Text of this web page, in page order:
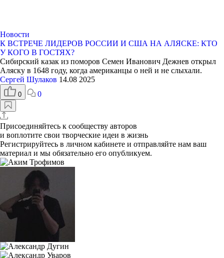
Новости
К ВСТРЕЧЕ ЛИДЕРОВ РОССИИ И США НА АЛЯСКЕ: КТО
У КОГО В ГОСТЯХ?
Сибирский казак из поморов Семен Иванович Дежнев открыл
Аляску в 1648 году, когда американцы о ней и не слыхали.
Сергей Шулаков 14.08 2025
0 0
Присоединяйтесь к сообществу авторов
и воплотите свои творческие идеи в жизнь
Регистрируйтесь в личном кабинете и отправляйте нам ваш
материал и мы обязательно его опубликуем.